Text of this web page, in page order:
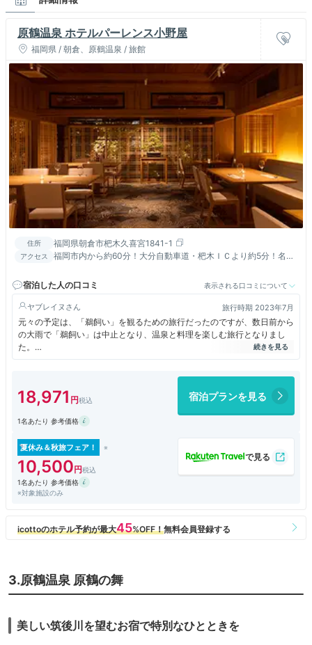
原鶴温泉 ホテルパーレンス小野屋
福岡県 / 朝倉、原鶴温泉 / 旅館
住所 福岡県朝倉市杷木久喜宮1841-1
アクセス
福岡市内から約60分！大分自動車道・杷木ＩＣより約5分！名跡
宿泊した人の口コミ
表示される口コミについて
ヤブレイヌ 旅行時期 2023年7月
元々の予定は、「鵜飼い」を観るための旅行だったのですが、数日前から
の大雨で「鵜飼い」は中止となり、温泉と料理を楽しむ旅行となりまし
た。
宿泊した部屋はリニューアル後でしたから、綺麗で清潔でしたが、3人一
18,971 宿泊プランを見る
1名あたり 参考価格
夏休み＆秋旅フェア！
10,500
1名あたり 参考価格
※対象施設のみ
3.原鶴温泉 原鶴の舞
美しい筑後川を望むお宿で特別なひとときを